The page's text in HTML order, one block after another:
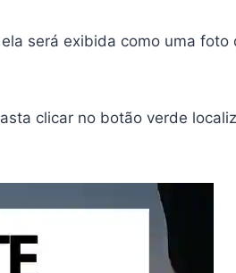
será exibida como uma foto
clicar no botão verde